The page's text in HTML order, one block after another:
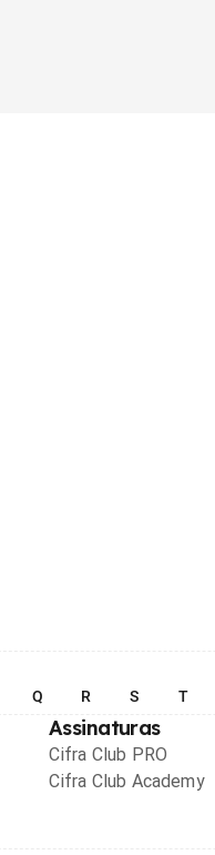
Q R S T
Assinaturas
Cifra Club PRO
Cifra Club Academy